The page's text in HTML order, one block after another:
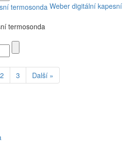
Weber digitální kapesní
termosonda
2 3 Další »